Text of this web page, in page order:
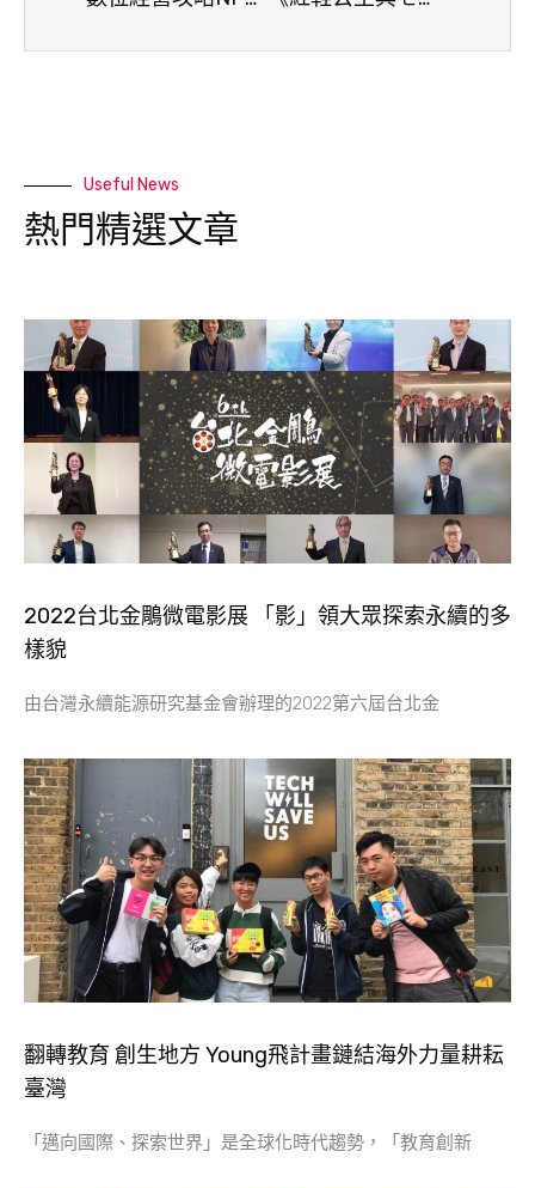
Useful News
熱門精選文章
2022台北金鵰微電影展 「影」領大眾探索永續的多
樣貌
由台灣永續能源研究基金會辦理的2022第六屆台北金
翻轉教育 創生地方 Young飛計畫鏈結海外力量耕耘
臺灣
「邁向國際、探索世界」是全球化時代趨勢，「教育創新